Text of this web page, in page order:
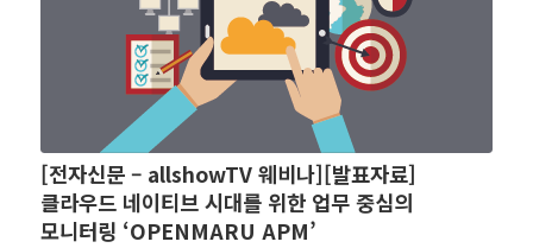
[전자신문 – allshowTV 웨비나][발표자료]
클라우드 네이티브 시대를 위한 업무 중심의
모니터링 ‘OPENMARU APM’